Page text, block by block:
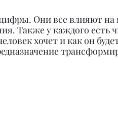
Они все влияют на
Также у каждого есть
хочет и как он